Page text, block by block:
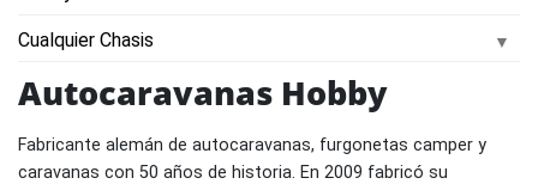
Autocaravanas Hobby
Fabricante alemán de autocaravanas, furgonetas camper y
caravanas con 50 años de historia. En 2009 fabricó su